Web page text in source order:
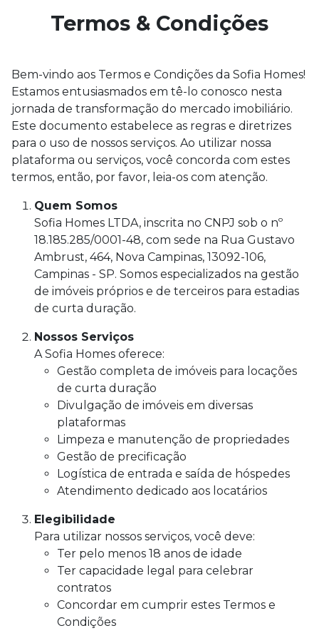
Termos & Condições
Bem-vindo aos Termos e Condições da Sofia Homes!
Estamos entusiasmados em tê-lo conosco nesta
jornada de transformação do mercado imobiliário.
Este documento estabelece as regras e diretrizes
para o uso de nossos serviços. Ao utilizar nossa
plataforma ou serviços, você concorda com estes
termos, então, por favor, leia-os com atenção.
Quem Somos
Sofia Homes LTDA, inscrita no CNPJ sob o nº
18.185.285/0001-48, com sede na Rua Gustavo
Ambrust, 464, Nova Campinas, 13092-106,
Campinas - SP. Somos especializados na gestão
de imóveis próprios e de terceiros para estadias
de curta duração.
Nossos Serviços
A Sofia Homes oferece:
Gestão completa de imóveis para locações
de curta duração
Divulgação de imóveis em diversas
plataformas
Limpeza e manutenção de propriedades
Gestão de precificação
Logística de entrada e saída de hóspedes
Atendimento dedicado aos locatários
Elegibilidade
Para utilizar nossos serviços, você deve:
Ter pelo menos 18 anos de idade
Ter capacidade legal para celebrar
contratos
Concordar em cumprir estes Termos e
Condições